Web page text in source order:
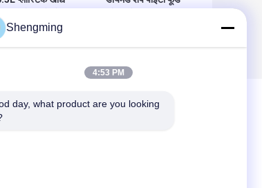
के डिब्बे दौर
खाद्य कंटेनर की
Shengming
4:53 PM
day, what product are you looking